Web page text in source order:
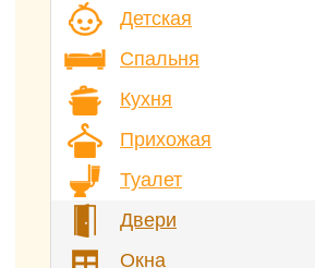
Детская
Спальня
Кухня
Прихожая
Туалет
Двери
Окна